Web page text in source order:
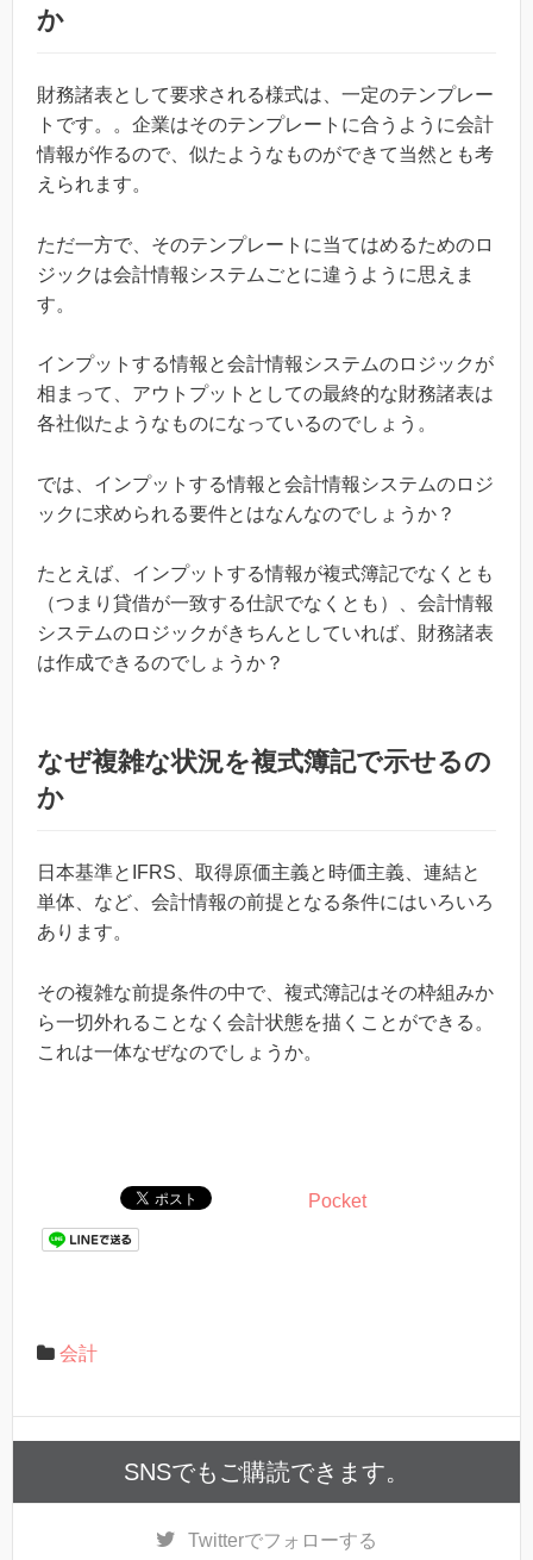
か
財務諸表として要求される様式は、一定のテンプレー
トです。。企業はそのテンプレートに合うように会計
情報が作るので、似たようなものができて当然とも考
えられます。
ただ一方で、そのテンプレートに当てはめるためのロ
ジックは会計情報システムごとに違うように思えま
す。
インプットする情報と会計情報システムのロジックが
相まって、アウトプットとしての最終的な財務諸表は
各社似たようなものになっているのでしょう。
では、インプットする情報と会計情報システムのロジ
ックに求められる要件とはなんなのでしょうか？
たとえば、インプットする情報が複式簿記でなくとも
（つまり貸借が一致する仕訳でなくとも）、会計情報
システムのロジックがきちんとしていれば、財務諸表
は作成できるのでしょうか？
なぜ複雑な状況を複式簿記で示せるの
か
日本基準とIFRS、取得原価主義と時価主義、連結と
単体、など、会計情報の前提となる条件にはいろいろ
あります。
その複雑な前提条件の中で、複式簿記はその枠組みか
ら一切外れることなく会計状態を描くことができる。
これは一体なぜなのでしょうか。
Pocket
会計
SNSでもご購読できます。
Twitterでフォローする